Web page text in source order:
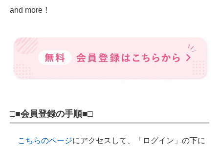
and more！
□■会員登録の手順■□
こちらのページにアクセスして、「ログイン」の下に